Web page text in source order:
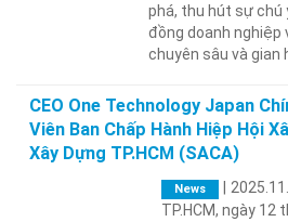
phá, thu hút sự chú
đồng doanh nghiệp
chuyên sâu và gian
CEO One Technology Japan
Viên Ban Chấp Hành Hiệp Hội
Xây Dựng TP.HCM (SACA)
News
TP.HCM, ngày 12